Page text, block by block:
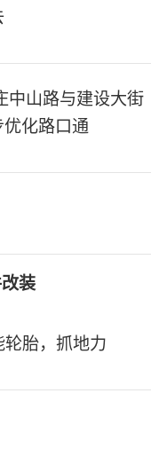
中山路与建设大街
化路口通
装
胎，抓地力